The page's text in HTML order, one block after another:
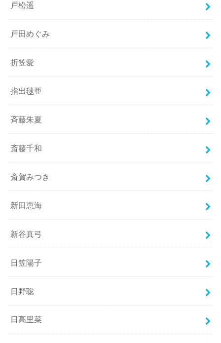
戸松遥
戸田めぐみ
折笠愛
指出毬亜
斉藤朱夏
斎藤千和
斎賀みつき
新田恵海
新谷真弓
日笠陽子
日野聡
日高里菜